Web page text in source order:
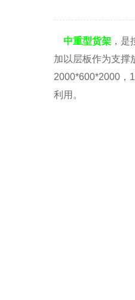
中重型货架 ，
加以层板作为支撑
2000*600*2000，
利用。